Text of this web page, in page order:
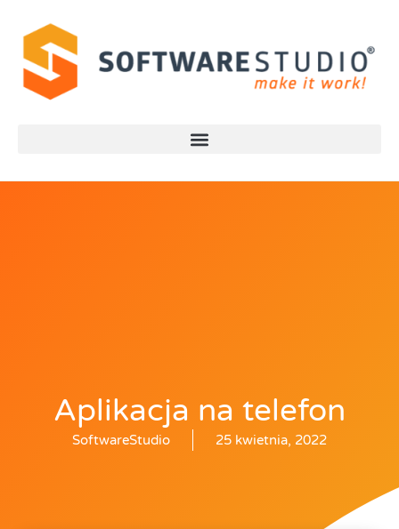
Aplikacja na telefon
SoftwareStudio 25 kwietnia, 2022